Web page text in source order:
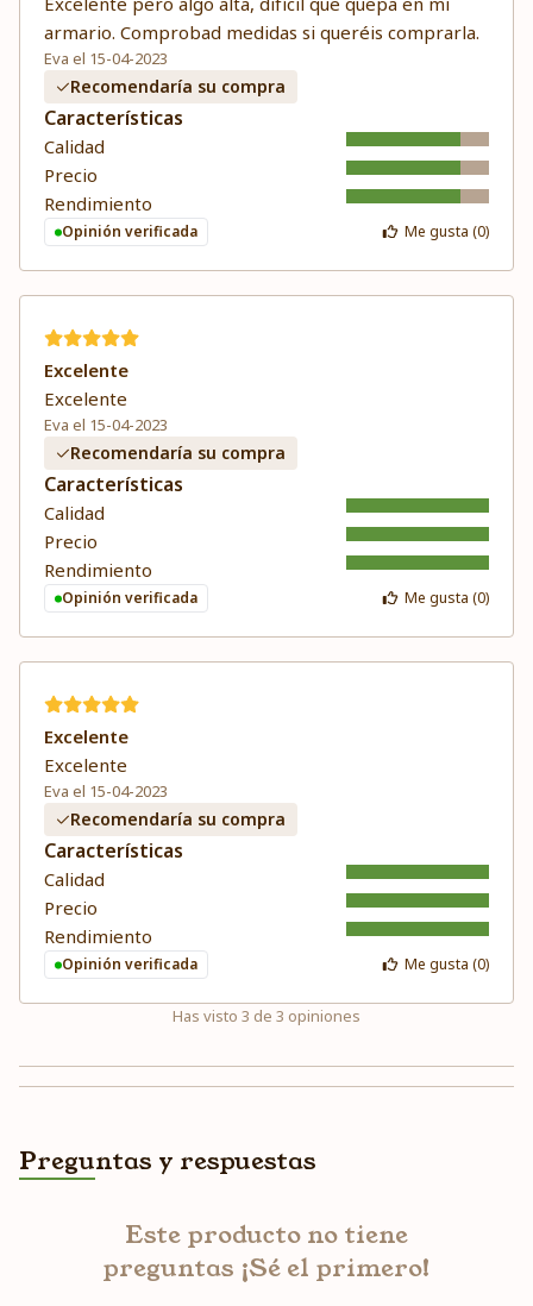
armario. Comprobad medidas si queréis comprarla.
Eva el 15-04-2023
Recomendaría su compra
Características
Calidad
Precio
Rendimiento
Opinión verificada Me gusta (0)
Excelente
Excelente
Eva el 15-04-2023
Recomendaría su compra
Características
Calidad
Precio
Rendimiento
Opinión verificada Me gusta (0)
Excelente
Excelente
Eva el 15-04-2023
Recomendaría su compra
Características
Calidad
Precio
Rendimiento
Opinión verificada Me gusta (0)
Has visto 3 de 3 opiniones
Preguntas y respuestas
Este producto no tiene
preguntas ¡Sé el primero!